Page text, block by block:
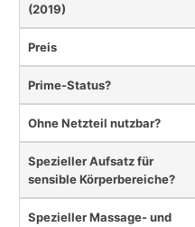
(2019)
Preis
Prime-Status?
Ohne Netzteil nutzbar?
Spezieller Aufsatz für
sensible Körperbereiche?
Spezieller Massage- und